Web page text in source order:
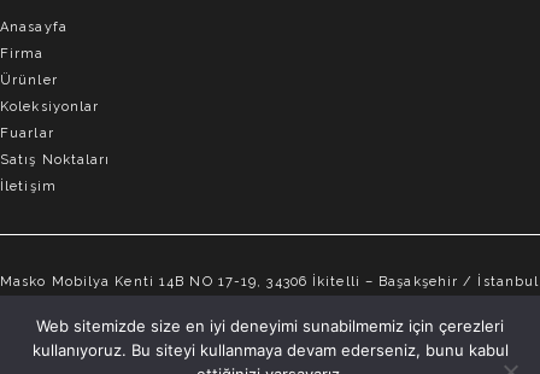
Anasayfa
Firma
Ürünler
Koleksiyonlar
Fuarlar
Satış Noktaları
İletişim
Masko Mobilya Kenti 14B NO 17-19, 34306 İkitelli – Başakşehir / İstanbul
info@elvemobilya.com.tr
+90 542 651 88 18
Web sitemizde size en iyi deneyimi sunabilmemiz için çerezleri
kullanıyoruz. Bu siteyi kullanmaya devam ederseniz, bunu kabul